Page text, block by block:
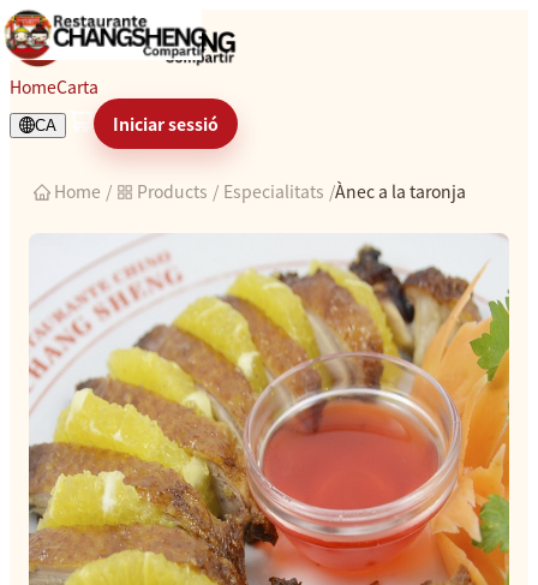
Ànec a la taronja
HomeCarta
CA Iniciar sessió
Home / Products / Especialitats /Ànec a la taronja